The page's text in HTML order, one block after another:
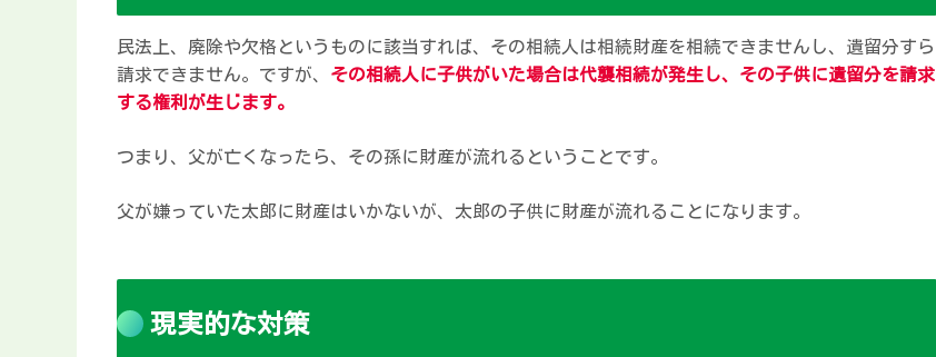
民法上、廃除や欠格というものに該当すれば、その相続人は相続財産を相続できませんし、遺留分すら
請求できません。ですが、 その相続人に子供がいた場合は代襲相続が発生し、その子供に遺留分を請求
する権利が生じます。
つまり、父が亡くなったら、その孫に財産が流れるということです。
父が嫌っていた太郎に財産はいかないが、太郎の子供に財産が流れることになります。
現実的な対策